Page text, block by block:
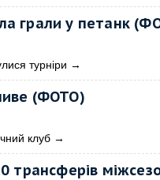
грали у петанк
турніри →
(ФОТО)
клуб →
трансферів